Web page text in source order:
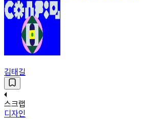
김태길
스크랩
디자인